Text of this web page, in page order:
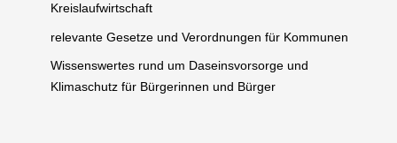
Kreislaufwirtschaft
relevante Gesetze und Verordnungen für Kommunen
Wissenswertes rund um Daseinsvorsorge und
Klimaschutz für Bürgerinnen und Bürger